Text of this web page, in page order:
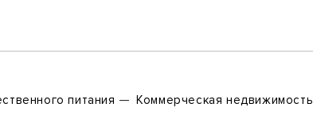
питания Коммерческая недвижимость